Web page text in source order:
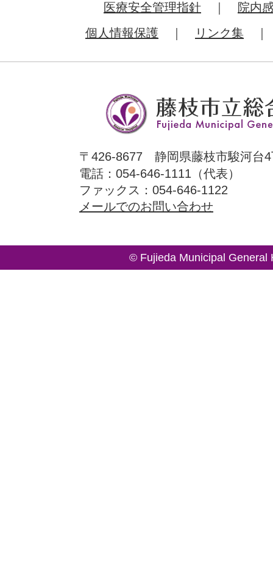
医療安全管理指針
院内
個人情報保護
リンク集
〒426-8677 静岡県藤枝市駿河台4
電話：054-646-1111（代表）
ファックス：054-646-1122
メールでのお問い合わせ
© Fujieda Municipal General